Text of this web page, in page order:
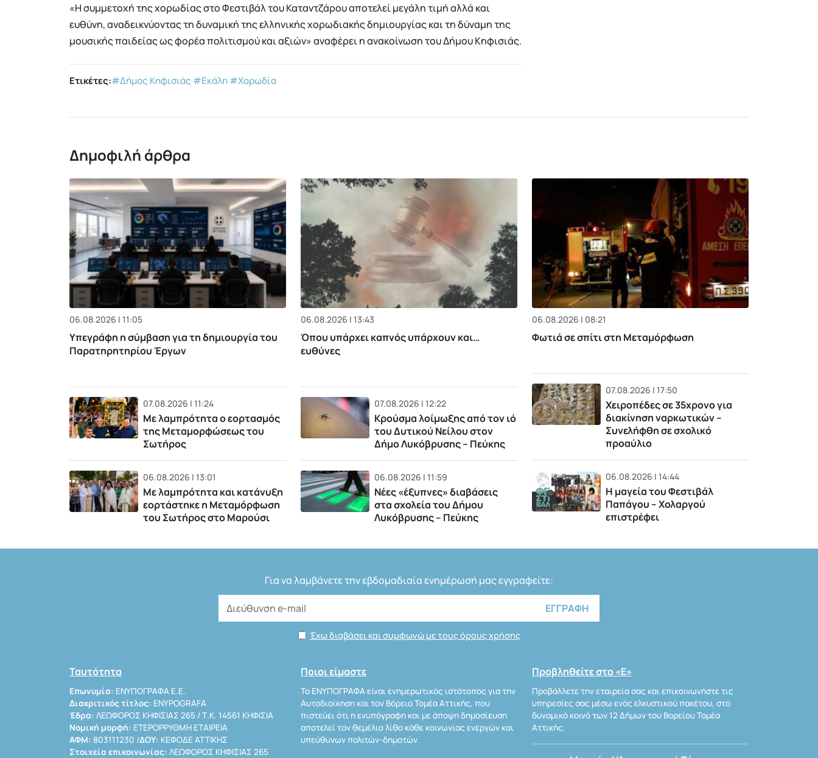
«Η συμμετοχή της χορωδίας στο Φεστιβάλ του Καταντζάρου αποτελεί μεγάλη τιμή αλλά και
ευθύνη, αναδεικνύοντας τη δυναμική της ελληνικής χορωδιακής δημιουργίας και τη δύναμη της
μουσικής παιδείας ως φορέα πολιτισμού και αξιών» αναφέρει η ανακοίνωση του Δήμου Κηφισιάς.
Ετικέτες:#Δήμος Κηφισιάς #Εκάλη#Χορωδία
Δημοφιλή άρθρα
06.08.2026 | 11:05
Υπεγράφη η σύμβαση για τη δημιουργία του
Παρατηρητηρίου Έργων
07.08.2026 | 11:24
Με λαμπρότητα ο εορτασμός
της Μεταμορφώσεως του
Σωτήρος
06.08.2026 | 13:01
Με λαμπρότητα και κατάνυξη
εορτάστηκε η Μεταμόρφωση
του Σωτήρος στο Μαρούσι
06.08.2026 | 13:43
Όπου υπάρχει καπνός υπάρχουν και…
ευθύνες
07.08.2026 | 12:22
Κρούσμα λοίμωξης από τον ιό
του Δυτικού Νείλου στον
Δήμο Λυκόβρυσης – Πεύκης
06.08.2026 | 11:59
Νέες «έξυπνες» διαβάσεις
στα σχολεία του Δήμου
Λυκόβρυσης – Πεύκης
06.08.2026 | 08:21
Φωτιά σε σπίτι στη Μεταμόρφωση
07.08.2026 | 17:50
Χειροπέδες σε 35χρονο για
διακίνηση ναρκωτικών –
Συνελήφθη σε σχολικό
προαύλιο
06.08.2026 | 14:44
Η μαγεία του Φεστιβάλ
Παπάγου – Χολαργού
επιστρέφει
Για να λαμβάνετε την εβδομαδιαία ενημέρωσή μας εγγραφείτε:
Έχω διαβάσει και συμφωνώ με τους όρους χρήσης
Ταυτότητα
Επωνυμία: ΕΝΥΠΟΓΡΑΦΑ Ε.Ε.
Διακριτικός τίτλος: ENYPOGRAFA
Έδρα: ΛΕΩΦΟΡΟΣ ΚΗΦΙΣΙΑΣ 265 / Τ.Κ. 14561 ΚΗΦΙΣΙΑ
Νομική μορφή: ΕΤΕΡΟΡΡΥΘΜΗ ΕΤΑΙΡΕΙΑ
ΑΦΜ: 803111230 /ΔΟΥ: ΚΕΦΟΔΕ ΑΤΤΙΚΗΣ
Στοιχεία επικοινωνίας: ΛΕΩΦΟΡΟΣ ΚΗΦΙΣΙΑΣ 265
Ποιοι είμαστε
Το ΕΝΥΠΟΓΡΑΦΑ είναι ενημερωτικός ιστότοπος για την
Αυτοδιοίκηση και τον Βόρειο Τομέα Αττικής, που
πιστεύει ότι η ενυπόγραφη και με άποψη δημοσίευση
αποτελεί τον θεμέλιο λίθο κάθε κοινωνίας ενεργών και
υπεύθυνων πολιτών-δημοτών.
Προβληθείτε στο «Ε»
Προβάλλετε την εταιρεία σας και επικοινωνήστε τις
υπηρεσίες σας μέσω ενός ελκυστικού πακέτου, στο
δυναμικό κοινό των 12 Δήμων του Βορείου Τομέα
Αττικής.